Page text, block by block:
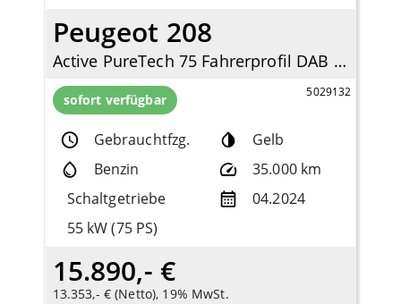
Peugeot 208
Active PureTech 75 Fahrerprofil DAB SHZ Keyless Spurhalteass. Verkehrszeichenerk.
sofort verfügbar 5029132
Gebrauchtfzg.
Gelb
Benzin
35.000 km
Schaltgetriebe
04.2024
55 kW (75 PS)
15.890,- €
13.353,- € (Netto), 19% MwSt.